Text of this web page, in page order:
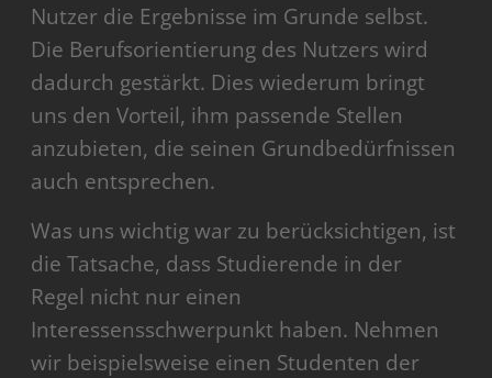
Nutzer die Ergebnisse im Grunde selbst.
Die Berufsorientierung des Nutzers wird
dadurch gestärkt. Dies wiederum bringt
uns den Vorteil, ihm passende Stellen
anzubieten, die seinen Grundbedürfnissen
auch entsprechen.
Was uns wichtig war zu berücksichtigen, ist
die Tatsache, dass Studierende in der
Regel nicht nur einen
Interessensschwerpunkt haben. Nehmen
wir beispielsweise einen Studenten der